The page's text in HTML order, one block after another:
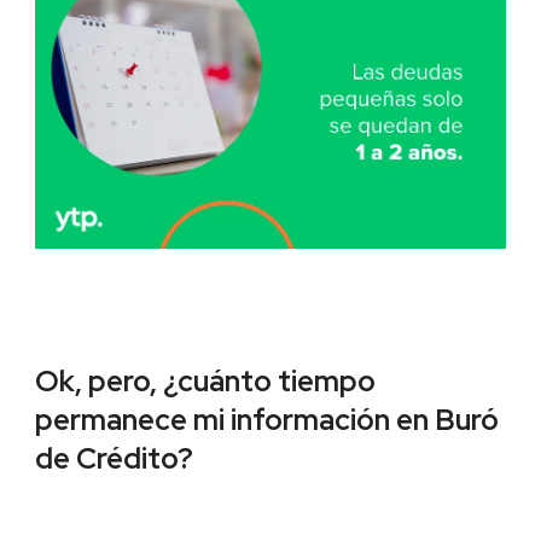
Ok, pero, ¿cuánto tiempo
permanece mi información en Buró
de Crédito?